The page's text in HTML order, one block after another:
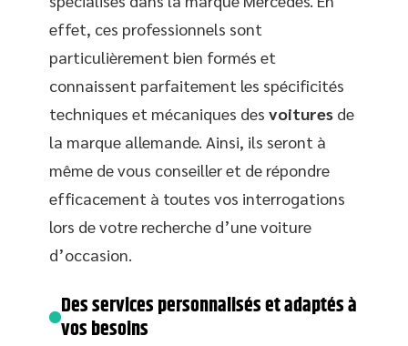
effet, ces professionnels sont
particulièrement bien formés et
connaissent parfaitement les spécificités
techniques et mécaniques des voitures de
la marque allemande. Ainsi, ils seront à
même de vous conseiller et de répondre
efficacement à toutes vos interrogations
lors de votre recherche d’une voiture
d’occasion.
Des services personnalisés et adaptés à
vos besoins